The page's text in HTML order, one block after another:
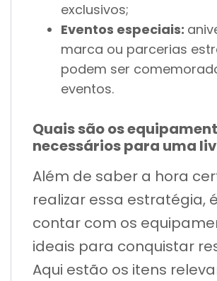
exclusivos;
Eventos especiais:
marca ou parcerias
podem ser
eventos.
Quais são os
necessários para uma
Além de saber a hora
realizar essa estratégia,
contar com os
ideais para conquistar
Aqui estão os itens